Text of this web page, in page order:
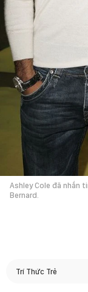
Ashley Cole đã nhắn
Bernard.
Trí Thức Trẻ